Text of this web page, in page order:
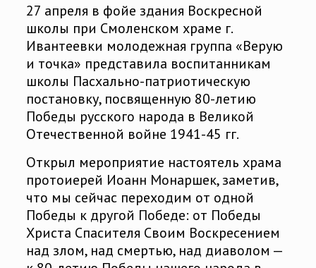
27 апреля в фойе здания Воскресной
школы при Смоленском храме г.
Ивантеевки молодежная группа «Верую
и точка» представила воспитанникам
школы Пасхально-патриотическую
постановку, посвященную 80-летию
Победы русского народа в Великой
Отечественной войне 1941-45 гг.
Открыл мероприятие настоятель храма
протоиерей Иоанн Монаршек, заметив,
что мы сейчас переходим от одной
Победы к другой Победе: от Победы
Христа Спасителя Своим Воскресением
над злом, над смертью, над диаволом —